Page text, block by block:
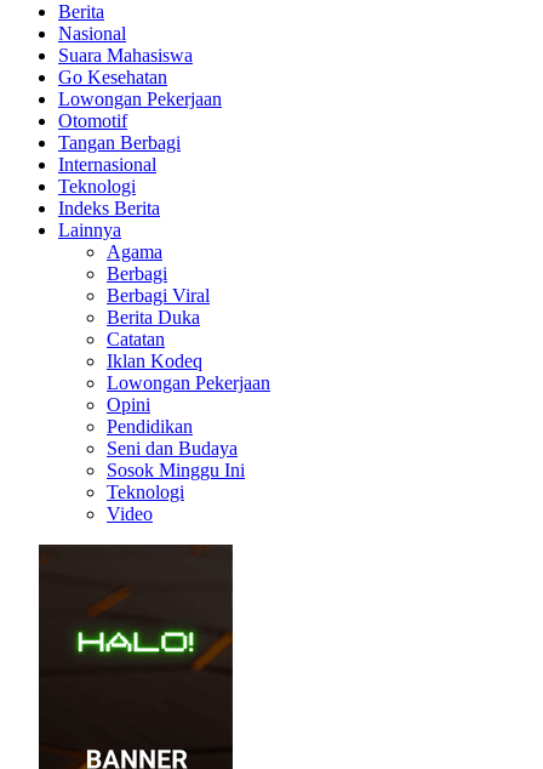
Berita
Nasional
Suara Mahasiswa
Go Kesehatan
Lowongan Pekerjaan
Otomotif
Tangan Berbagi
Internasional
Teknologi
Indeks Berita
Lainnya
Agama
Berbagi
Berbagi Viral
Berita Duka
Catatan
Iklan Kodeq
Lowongan Pekerjaan
Opini
Pendidikan
Seni dan Budaya
Sosok Minggu Ini
Teknologi
Video